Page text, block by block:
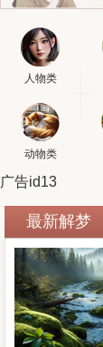
人物类
动物类
广告id13
最新解梦